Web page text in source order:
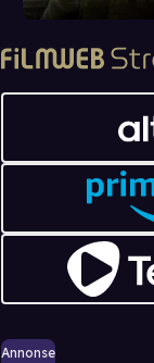
Annonse